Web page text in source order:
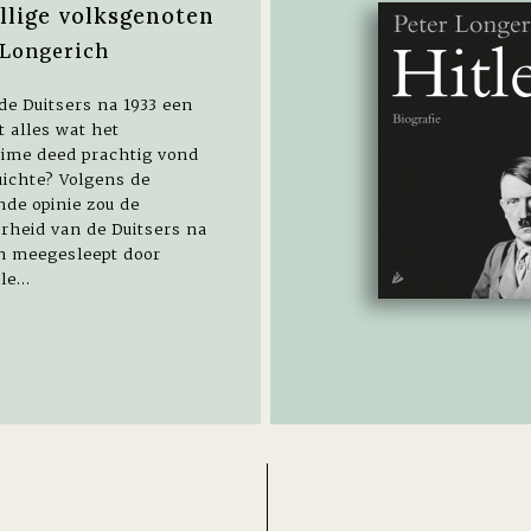
volksgenoten
Duitsers na 1933 een
alles wat het
deed prachtig vond
Volgens de
opinie zou de
van de Duitsers na
meegesleept door